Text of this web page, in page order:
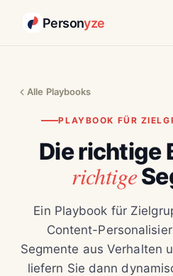
Personyze
Alle Playbooks
PLAYBOOK FÜR
Die richtige
richtige
Ein Playbook für
Content-
Segmente aus Verhalten
liefern Sie dann